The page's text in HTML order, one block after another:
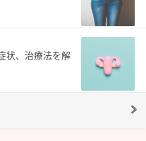
状、治療法を解